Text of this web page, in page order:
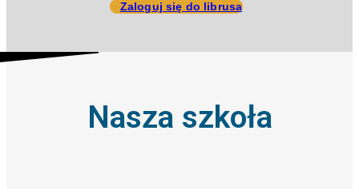
Zaloguj się do librusa
Nasza szkoła